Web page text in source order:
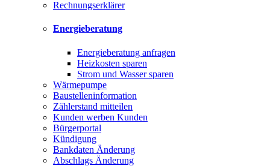
Rechnungserklärer
Energieberatung
Energieberatung anfragen
Heizkosten sparen
Strom und Wasser sparen
Wärmepumpe
Baustelleninformation
Zählerstand mitteilen
Kunden werben Kunden
Bürgerportal
Kündigung
Bankdaten Änderung
Abschlags Änderung